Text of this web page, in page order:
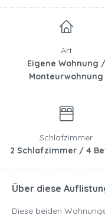
Art
Eigene Wohnung /
Monteurwohnung
Schlafzimmer
2 Schlafzimmer / 4
Über diese
Diese beiden